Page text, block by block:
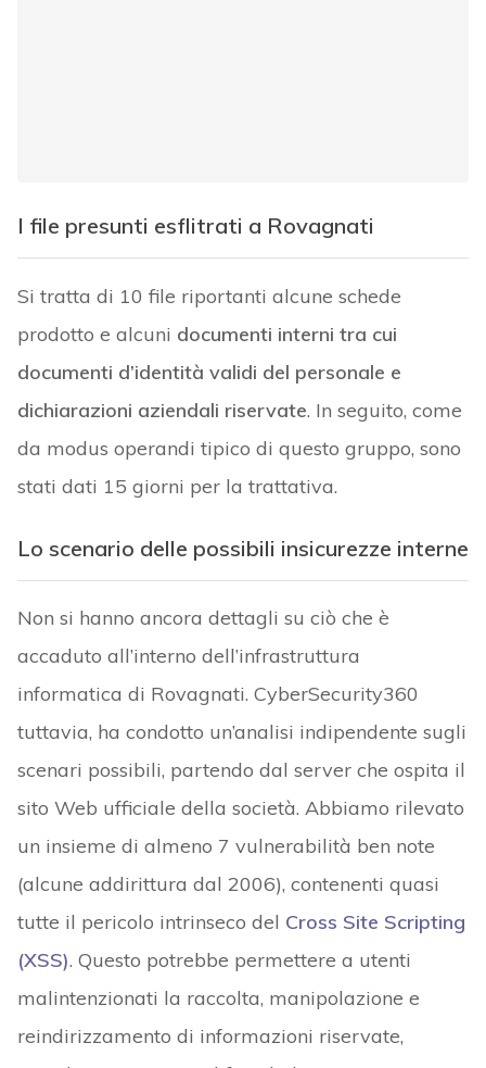
I file presunti esflitrati a Rovagnati
Si tratta di 10 file riportanti alcune schede
prodotto e alcuni documenti interni tra cui
documenti d’identità validi del personale e
dichiarazioni aziendali riservate. In seguito, come
da modus operandi tipico di questo gruppo, sono
stati dati 15 giorni per la trattativa.
Lo scenario delle possibili insicurezze interne
Non si hanno ancora dettagli su ciò che è
accaduto all’interno dell’infrastruttura
informatica di Rovagnati. CyberSecurity360
tuttavia, ha condotto un’analisi indipendente sugli
scenari possibili, partendo dal server che ospita il
sito Web ufficiale della società. Abbiamo rilevato
un insieme di almeno 7 vulnerabilità ben note
(alcune addirittura dal 2006), contenenti quasi
tutte il pericolo intrinseco del Cross Site Scripting
(XSS). Questo potrebbe permettere a utenti
malintenzionati la raccolta, manipolazione e
reindirizzamento di informazioni riservate,